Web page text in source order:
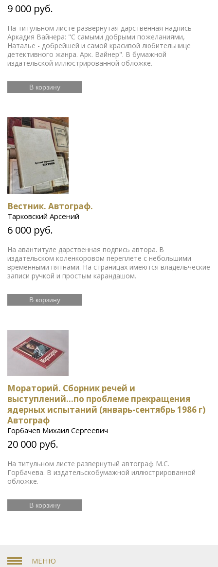
9 000 руб.
На титульном листе развернутая дарственная надпись
Аркадия Вайнера: "С самыми добрыми пожеланиями,
Наталье - добрейшей и самой красивой любительнице
детективного жанра. Арк. Вайнер". В бумажной
издательской иллюстрированной обложке.
В корзину
Вестник. Автограф.
Тарковский Арсений
6 000 руб.
На авантитуле дарственная подпись автора. В
издательском коленкоровом переплете с небольшими
временными пятнами. На страницах имеются владельческие
записи ручкой и простым карандашом.
В корзину
Мораторий. Сборник речей и
выступлений...по проблеме прекращения
ядерных испытаний (январь-сентябрь 1986 г)
Автограф
Горбачев Михаил Сергеевич
20 000 руб.
На титульном листе развернутый автограф М.С.
Горбачева. В издательскобумажной иллюстрированной
обложке.
В корзину